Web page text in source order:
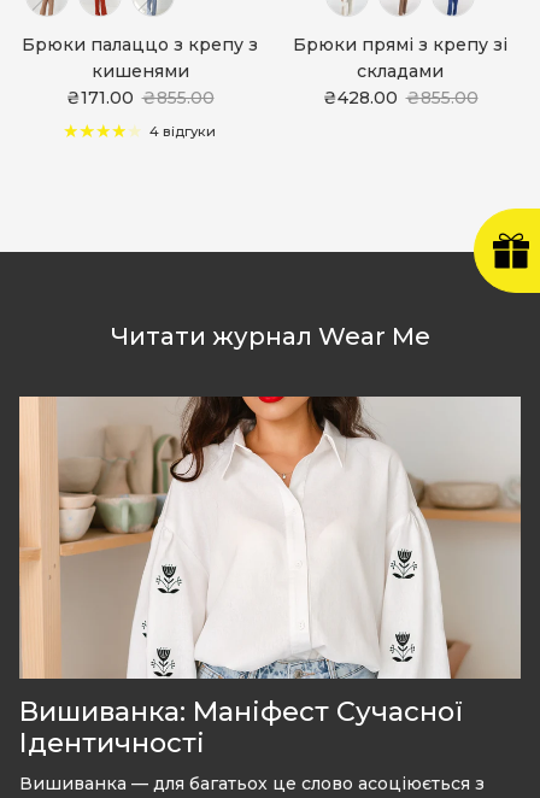
Брюки палаццо з крепу з
кишенями
₴171.00 ₴855.00
4 відгуки
Брюки прямі з крепу зі
складами
₴428.00 ₴855.00
Читати журнал Wear Me
Вишиванка: Маніфест Сучасної
Ідентичності
Вишиванка — для багатьох це слово асоціюється з